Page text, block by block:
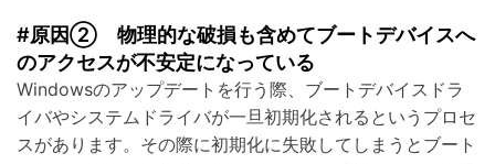
#原因② 物理的な破損も含めてブートデバイスへ
のアクセスが不安定になっている
Windowsのアップデートを行う際、ブートデバイスドラ
イバやシステムドライバが一旦初期化されるというプロセ
スがあります。その際に初期化に失敗してしまうとブート